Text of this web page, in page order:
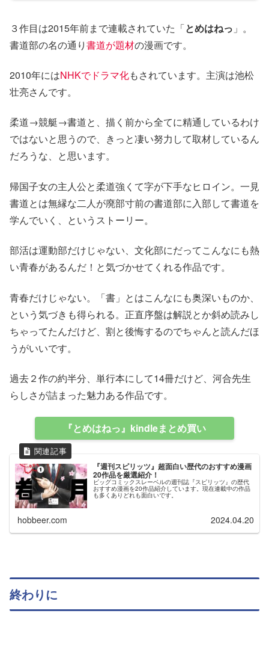
３作目は2015年前まで連載されていた「とめはねっ 」。
書道部の名の通り書道が題材の漫画です。
2010年にはNHKでドラマ化もされています。主演は池松
壮亮さんです。
柔道→競艇→書道と、描く前から全てに精通しているわけ
ではないと思うので、きっと凄い努力して取材しているん
だろうな、と思います。
帰国子女の主人公と柔道強くて字が下手なヒロイン。一見
書道とは無縁な二人が廃部寸前の書道部に入部して書道を
学んでいく、というストーリー。
部活は運動部だけじゃない、文化部にだってこんなにも熱
い青春があるんだ！と気づかせてくれる作品です。
青春だけじゃない。「書」とはこんなにも奥深いものか、
という気づきも得られる。正直序盤は解説とか斜め読みし
ちゃってたんだけど、割と後悔するのでちゃんと読んだほ
うがいいです。
過去２作の約半分、単行本にして14冊だけど、河合先生
らしさが詰まった魅力ある作品です。
『とめはねっ』kindleまとめ買い
『週刊スピリッツ』超面白い歴代のおすすめ漫画
20作品を厳選紹介！
ビッグコミックスレーベルの週刊誌『スピリッツ』の歴代
おすすめ漫画を20作品紹介しています。現在連載中の作品
も多くありどれも面白いです。
hobbeer.com 2024.04.20
終わりに